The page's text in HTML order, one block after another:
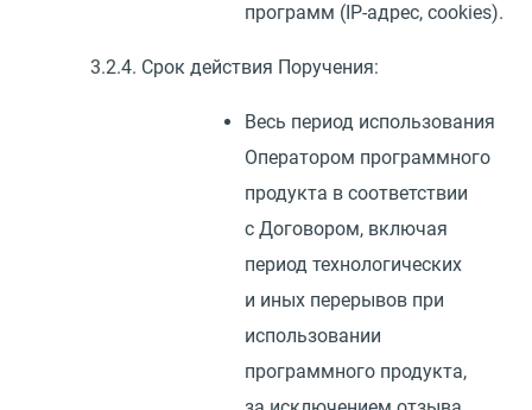
программ ( IP-адрес, cookies).
3.2.4. Срок действия Поручения:
Весь период использования
Оператором программного
продукта в соответствии
с Договором, включая
период технологических
и иных перерывов при
использовании
программного продукта,